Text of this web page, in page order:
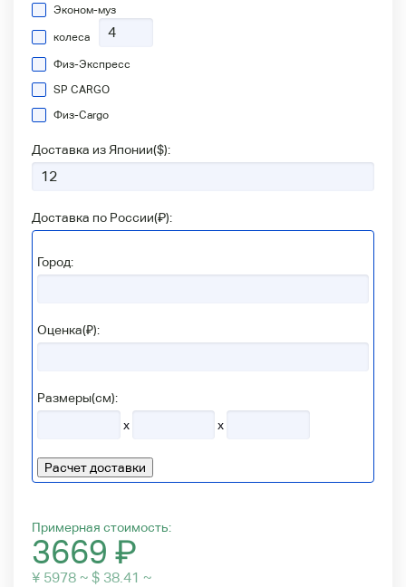
Эконом-муз
колеса
Физ-Экспресс
SP CARGO
Физ-Сargo
Доставка из Японии($):
Доставка по России(₽):
Город:
Оценка(₽):
Размеры(см):
x
x
Расчет доставки
Примерная стоимость:
3669 ₽
¥ 5978 ~ $ 38.41 ~